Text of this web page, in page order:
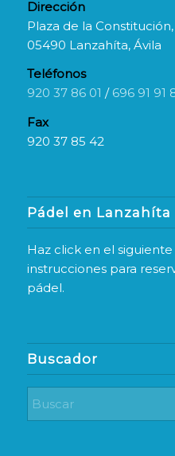
Dirección
Plaza de la Constitución,
05490 Lanzahíta, Ávila
Teléfonos
920 37 86 01 / 696 91 91
Fax
920 37 85 42
Pádel en Lanzahíta
Haz click en el siguiente
instrucciones para
pádel.
Buscador